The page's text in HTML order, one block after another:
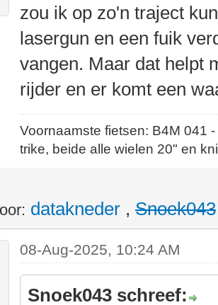
zou ik op zo'n traject
lasergun en een fuik
vangen. Maar dat helpt
rijder en er komt een
Voornaamste fietsen: B4M
trike, beide alle wielen 20" en
datakneder , Snoek043
08-Aug-2025, 10:24 AM
Snoek043 schreef: